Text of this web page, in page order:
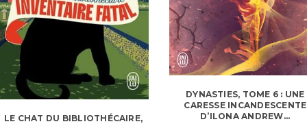
LE CHAT DU BIBLIOTHÉCAIRE,
DYNASTIES, TOME 6 : UNE
CARESSE INCANDESCENTE
D’ILONA ANDREW...